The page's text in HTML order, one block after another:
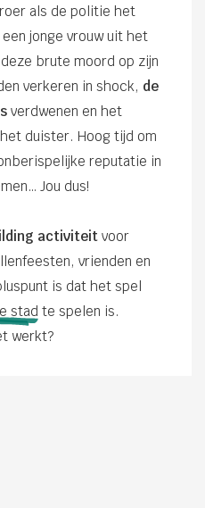
als de politie het
jonge vrouw uit het
brute moord op zijn
verkeren in shock, de
verdwenen en het
duister. Hoog tijd om
reputatie in
Jou dus!
activiteitvoor
vrienden en
is dat het spel
stad te spelen is.
werkt?